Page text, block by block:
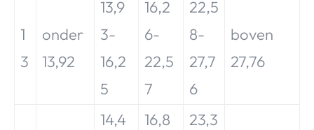
1
3
onder
13,92
13,9
3-
16,2
5
16,2
6-
22,5
7
22,5
8-
27,7
6
boven
27,76
14,4
16,8
23,3